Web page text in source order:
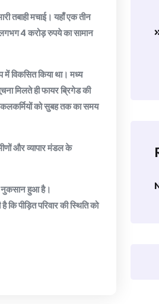
तबाही मचाई। यहाँ एक तीन
4 करोड़ रुपये का सामान
विकसित किया था। मध्य
मिलते ही फायर ब्रिगेड की
को सुबह तक का समय
और व्यापार मंडल के
नुकसान हुआ है।
पीड़ित परिवार की स्थिति को